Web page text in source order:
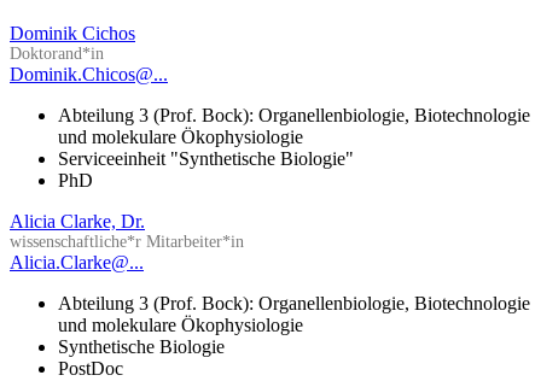
Dominik Cichos
Doktorand*in
Dominik.Chicos@...
Abteilung 3 (Prof. Bock): Organellenbiologie, Biotechnologie
und molekulare Ökophysiologie
Serviceeinheit "Synthetische Biologie"
PhD
Alicia Clarke, Dr.
wissenschaftliche*r Mitarbeiter*in
Alicia.Clarke@...
Abteilung 3 (Prof. Bock): Organellenbiologie, Biotechnologie
und molekulare Ökophysiologie
Synthetische Biologie
PostDoc